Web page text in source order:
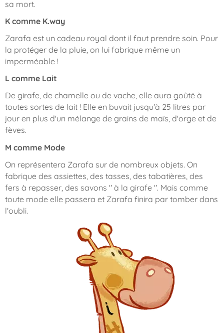
sa mort.
K comme K.way
Zarafa est un cadeau royal dont il faut prendre soin. Pour
la protéger de la pluie, on lui fabrique même un
imperméable !
L comme Lait
De girafe, de chamelle ou de vache, elle aura goûté à
toutes sortes de lait ! Elle en buvait jusqu'à 25 litres par
jour en plus d'un mélange de grains de maïs, d'orge et de
fèves.
M comme Mode
On représentera Zarafa sur de nombreux objets. On
fabrique des assiettes, des tasses, des tabatières, des
fers à repasser, des savons " à la girafe ". Mais comme
toute mode elle passera et Zarafa finira par tomber dans
l'oubli.